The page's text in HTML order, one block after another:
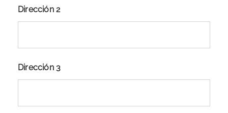
Dirección 2
Dirección 3